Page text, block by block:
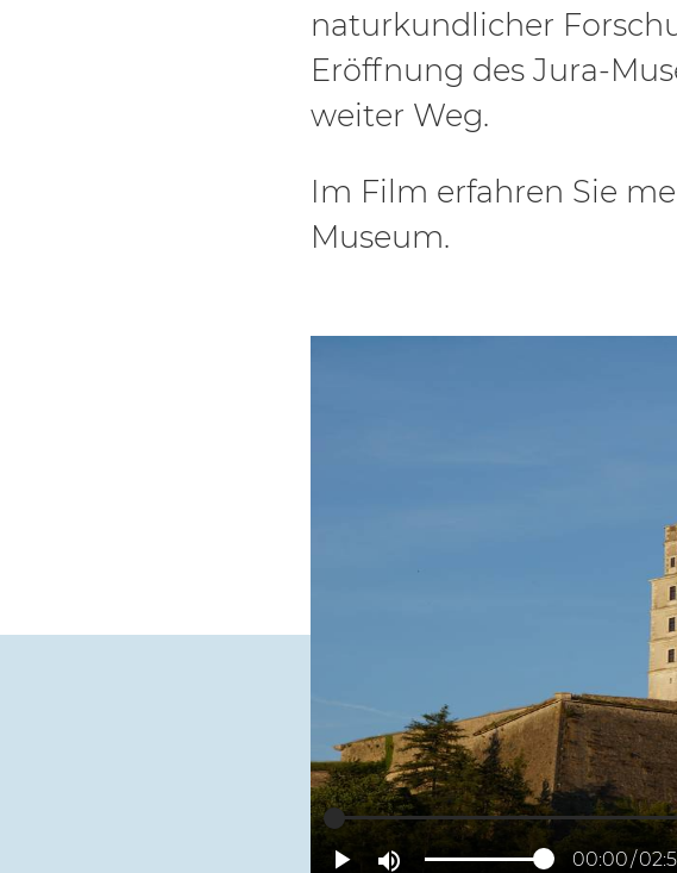
naturkundlicher
Eröffnung des Jura-
weiter Weg.
Im Film erfahren Sie
Museum.
00:00